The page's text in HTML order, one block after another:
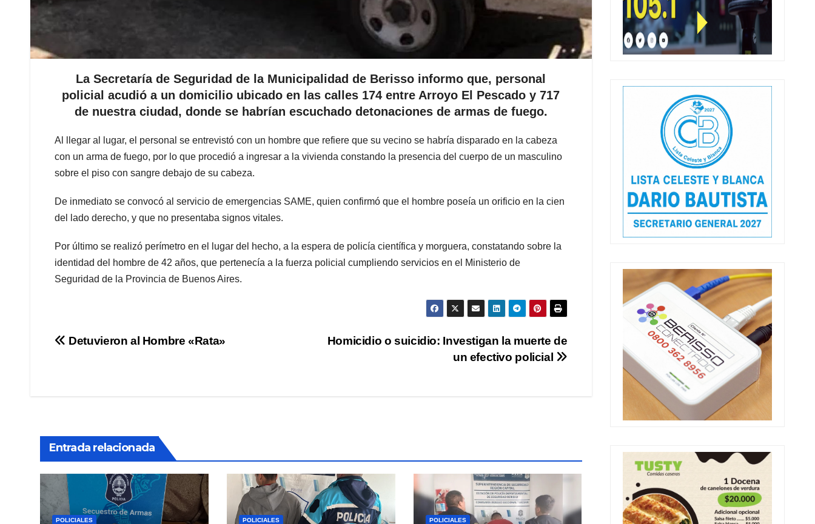
La Secretaría de Seguridad de la Municipalidad de Berisso informo que, personal
policial acudió a un domicilio ubicado en las calles 174 entre Arroyo El Pescado y 717
de nuestra ciudad, donde se habrían escuchado detonaciones de armas de fuego.
Al llegar al lugar, el personal se entrevistó con un hombre que refiere que su vecino se habría disparado en la cabeza
con un arma de fuego, por lo que procedió a ingresar a la vivienda constando la presencia del cuerpo de un masculino
sobre el piso con sangre debajo de su cabeza.
De inmediato se convocó al servicio de emergencias SAME, quien confirmó que el hombre poseía un orificio en la cien
del lado derecho, y que no presentaba signos vitales.
Por último se realizó perímetro en el lugar del hecho, a la espera de policía científica y morguera, constatando sobre la
identidad del hombre de 42 años, que pertenecía a la fuerza policial cumpliendo servicios en el Ministerio de
Seguridad de la Provincia de Buenos Aires.
Navegación
Homicidio o suicidio: Investigan la muerte de
un efectivo policial
Detuvieron al Hombre «Rata»
Entrada relacionada
POLICIALES POLICIALES POLICIALES